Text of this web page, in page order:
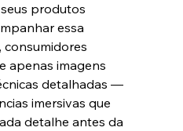
produtos
essa
consumidores
apenas imagens
detalhadas —
imersivas que
detalhe antes da